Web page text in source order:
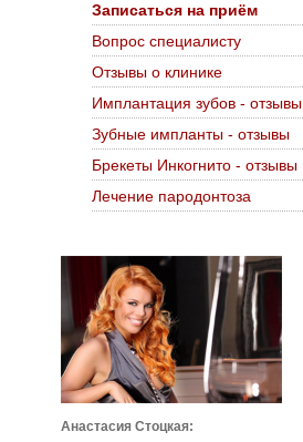
Записаться на приём
Вопрос специалисту
Отзывы о клинике
Имплантация зубов - отзывы
Зубные импланты - отзывы
Брекеты Инкогнито - отзывы
Лечение пародонтоза
Анастасия Стоцкая: